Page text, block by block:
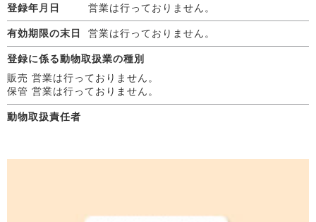
登録年月日 営業は行っておりません。
有効期限の末日 営業は行っておりません。
登録に係る動物取扱業の種別
販売 営業は行っておりません。
保管 営業は行っておりません。
動物取扱責任者